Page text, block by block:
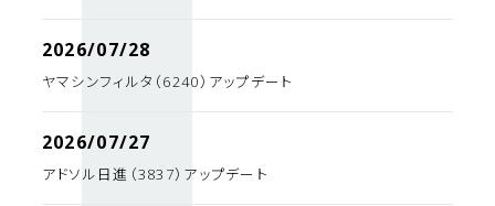
2026/07/28
ヤマシンフィルタ（6240）アップデート
2026/07/27
アドソル日進（3837）アップデート